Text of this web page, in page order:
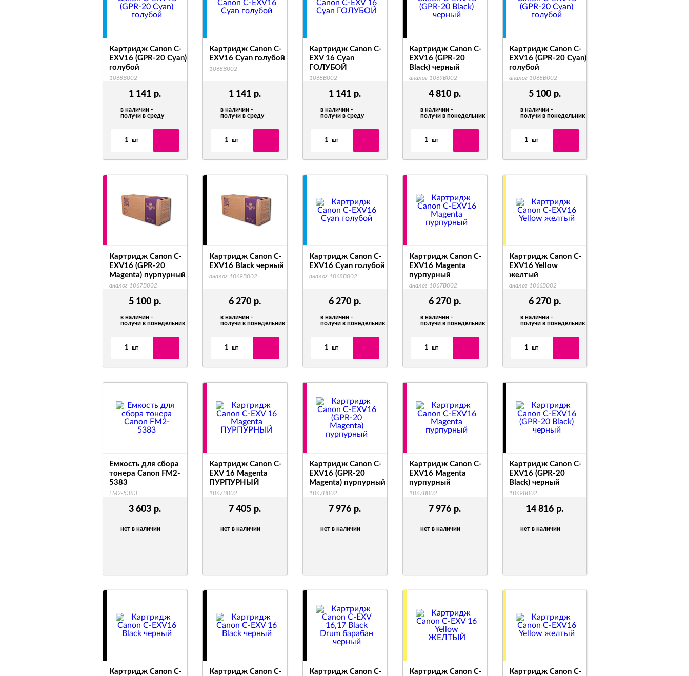
1 141 р.
в наличии -
получи в среду
1 шт
Картридж Canon C-
EXV16 (GPR-20 Cyan)
голубой
1068B002
1 141 р.
в наличии -
получи в среду
1 шт
Картридж Canon C-
EXV16 Cyan голубой
1068B002
1 141 р.
в наличии -
получи в среду
1 шт
Картридж Canon C-
EXV 16 Cyan
ГОЛУБОЙ
1068B002
4 810 р.
в наличии -
получи в понедельник
1 шт
Картридж Canon C-
EXV16 (GPR-20
Black) черный
аналог 1069B002
5 100 р.
в наличии -
получи в понедельник
1 шт
Картридж Canon C-
EXV16 (GPR-20 Cyan)
голубой
аналог 1068B002
5 100 р.
в наличии -
получи в понедельник
1 шт
Картридж Canon C-
EXV16 (GPR-20
Magenta) пурпурный
аналог 1067B002
6 270 р.
в наличии -
получи в понедельник
1 шт
Картридж Canon C-
EXV16 Black черный
аналог 1069B002
6 270 р.
в наличии -
получи в понедельник
1 шт
Картридж Canon C-
EXV16 Cyan голубой
аналог 1068B002
6 270 р.
в наличии -
получи в понедельник
1 шт
Картридж Canon C-
EXV16 Magenta
пурпурный
аналог 1067B002
6 270 р.
в наличии -
получи в понедельник
1 шт
Картридж Canon C-
EXV16 Yellow
желтый
аналог 1066B002
3 603 р.
нет в наличии
Емкость для сбора
тонера Canon FM2-
5383
FM2-5383
7 405 р.
нет в наличии
Картридж Canon C-
EXV 16 Magenta
ПУРПУРНЫЙ
1067B002
7 976 р.
нет в наличии
Картридж Canon C-
EXV16 (GPR-20
Magenta) пурпурный
1067B002
7 976 р.
нет в наличии
Картридж Canon C-
EXV16 Magenta
пурпурный
1067B002
14 816 р.
нет в наличии
Картридж Canon C-
EXV16 (GPR-20
Black) черный
1069B002
Картридж Canon C- Картридж Canon C- Картридж Canon C- Картридж Canon C- Картридж Canon C-